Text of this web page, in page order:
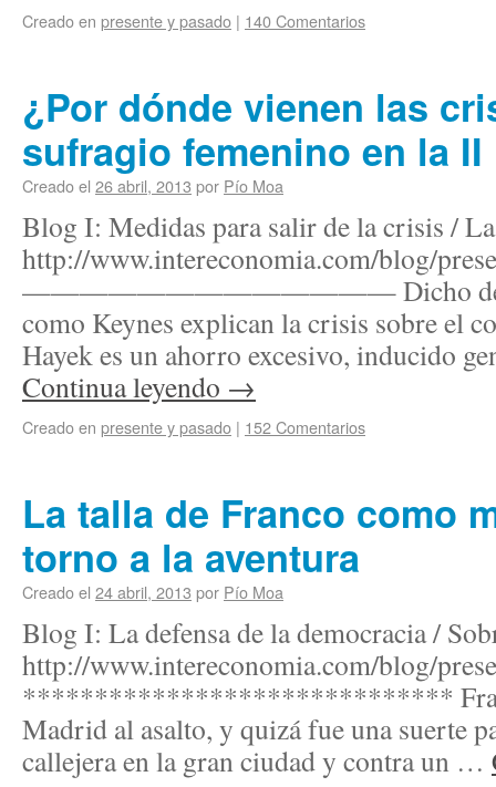
Creado en presente y pasado | 140 Comentarios
¿Por dónde vienen las
sufragio femenino en la
Creado el 26 abril, 2013 por Pío Moa
Blog I: Medidas para salir de la crisis /
http://www.intereconomia.com/blog/
————————————— Dicho de otro
como Keynes explican la crisis sobre el
Hayek es un ahorro excesivo, inducido
Continua leyendo →
Creado en presente y pasado | 152 Comentarios
La talla de Franco como
torno a la aventura
Creado el 24 abril, 2013 por Pío Moa
Blog I: La defensa de la democracia /
http://www.intereconomia.com/blog/
******************************
Madrid al asalto, y quizá fue una suerte
callejera en la gran ciudad y contra un …